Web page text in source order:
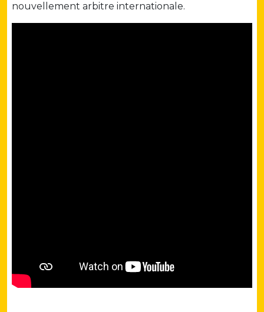
nouvellement arbitre internationale.